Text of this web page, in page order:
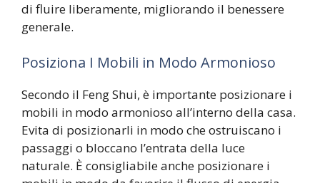
di fluire liberamente, migliorando il benessere
generale.
Posiziona I Mobili in Modo Armonioso
Secondo il Feng Shui, è importante posizionare i
mobili in modo armonioso all’interno della casa.
Evita di posizionarli in modo che ostruiscano i
passaggi o bloccano l’entrata della luce
naturale. È consigliabile anche posizionare i